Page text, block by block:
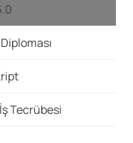
İş Tecrübesi